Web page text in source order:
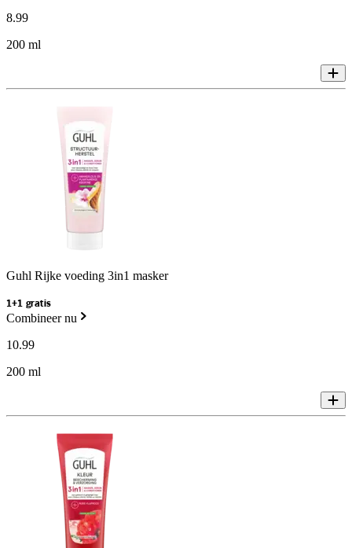
8.99
200 ml
Guhl Rijke voeding 3in1 masker
1+1 gratis
Combineer nu
10.99
200 ml